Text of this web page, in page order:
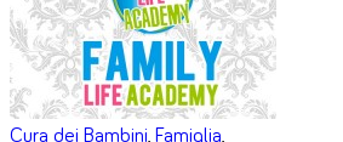
Cura dei Bambini, Famiglia,